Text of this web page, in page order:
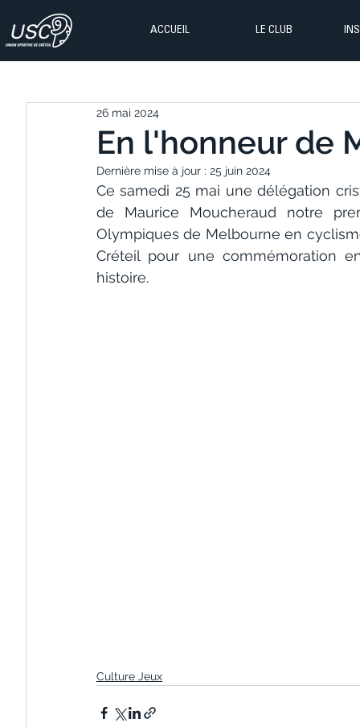
ACCUEIL LE CLUB
En l'honneur de
26 mai 2024
Dernière mise à jour : 25 juin 2024
Ce samedi 25 mai une délégation
de Maurice Moucheraud notre
Olympiques de Melbourne en
Créteil pour une commémoration
histoire.
Culture Jeux